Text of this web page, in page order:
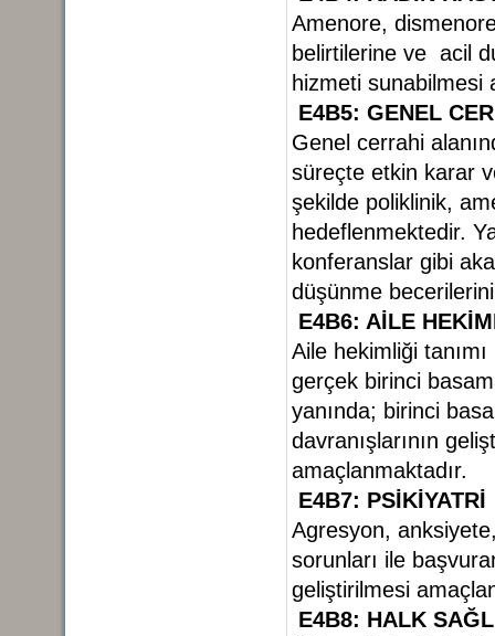
Amenore,
belirtilerine ve acil
hizmeti
E4B5: GENEL
Genel cerrahi
süreçte etkin karar
şekilde poliklinik,
hedeflenmektedir.
konferanslar gibi
düşünme
E4B6: AİLE
Aile hekimliği
gerçek birinci
yanında; birinci
davranışlarının
amaçlanmaktadır.
E4B7: PSİKİYATRİ
Agresyon,
sorunları ile
geliştirilmesi
E4B8: HALK